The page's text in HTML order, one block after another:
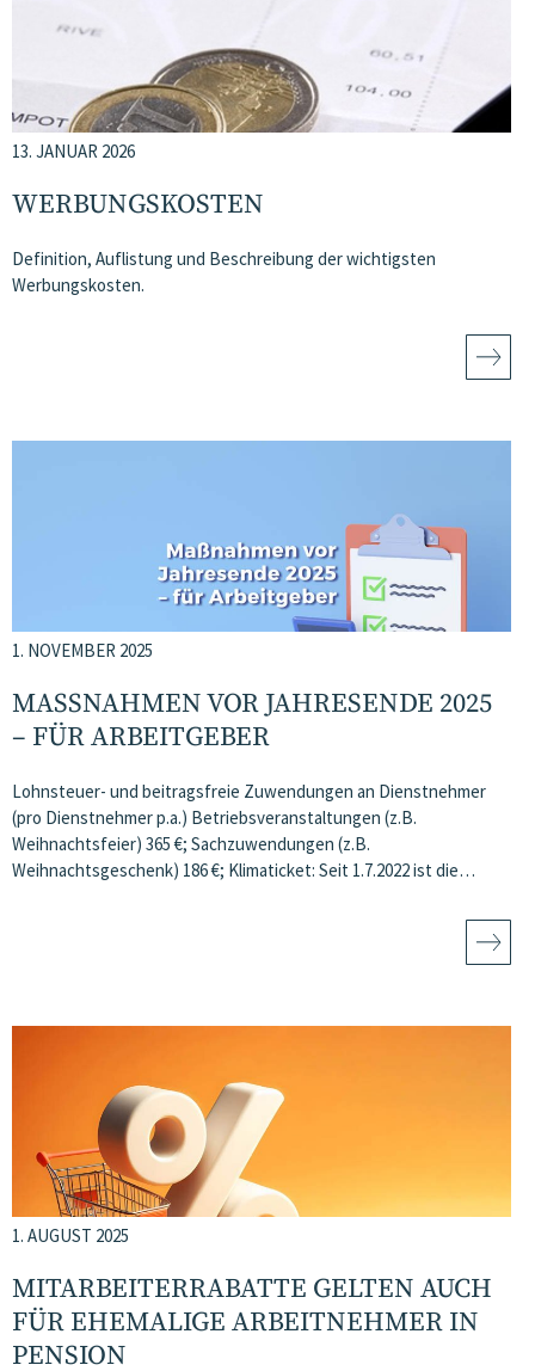
13. JANUAR 2026
WERBUNGSKOSTEN
Definition, Auflistung und Beschreibung der wichtigsten
Werbungskosten.
1. NOVEMBER 2025
MASSNAHMEN VOR JAHRESENDE 2025 –
FÜR ARBEITGEBER
Lohnsteuer- und beitragsfreie Zuwendungen an Dienstnehmer
(pro Dienstnehmer p.a.) Betriebsveranstaltungen (z.B.
Weihnachtsfeier) 365 €; Sachzuwendungen (z.B.
Weihnachtsgeschenk) 186 €; Klimaticket: Seit 1.7.2022 ist die…
1. AUGUST 2025
MITARBEITERRABATTE GELTEN AUCH
FÜR EHEMALIGE ARBEITNEHMER IN
PENSION